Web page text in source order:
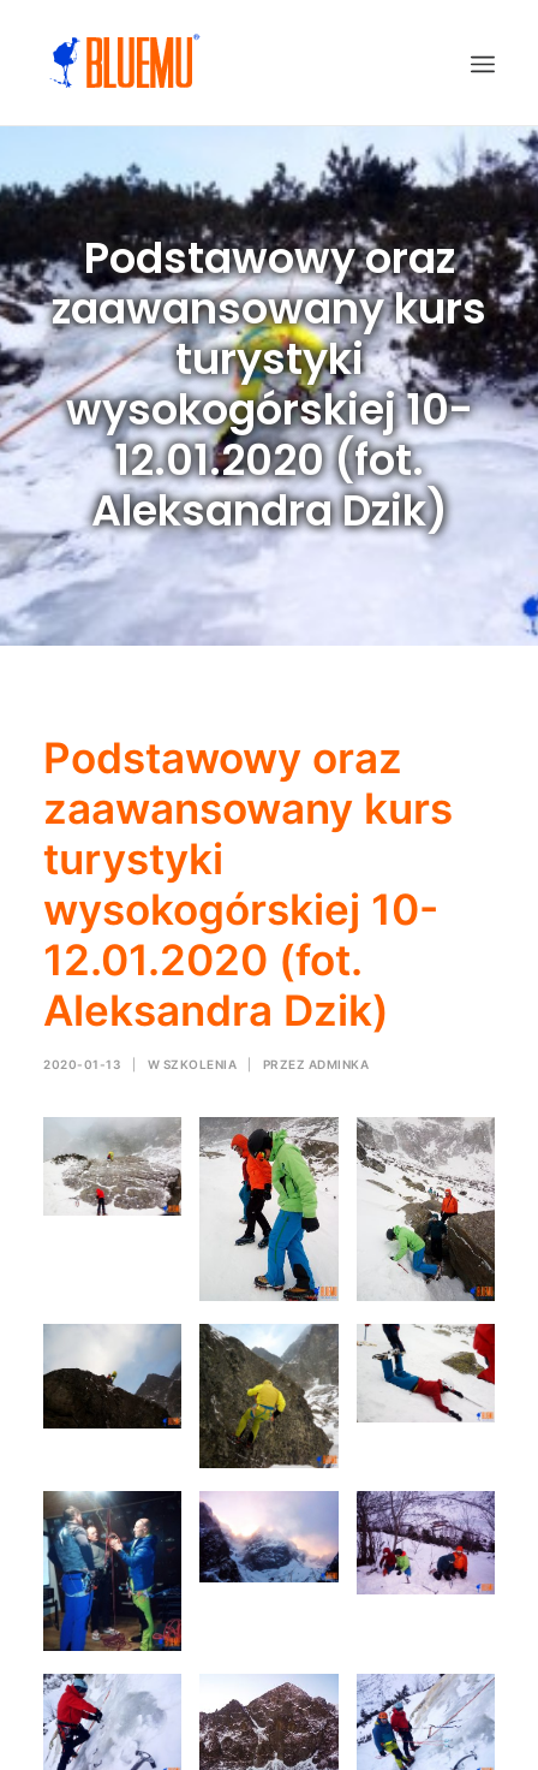
Podstawowy oraz
zaawansowany kurs
turystyki
wysokogórskiej 10-
12.01.2020 (fot.
Aleksandra Dzik)
Podstawowy oraz
zaawansowany kurs
turystyki
wysokogórskiej 10-
12.01.2020 (fot.
Aleksandra Dzik)
2020-01-13 W SZKOLENIA PRZEZ ADMINKA